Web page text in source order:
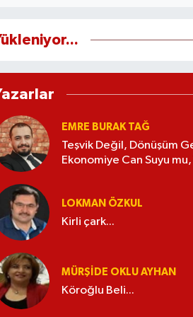
EMRE BURAK TAĞ
Teşvik Değil, Dönüşüm
Ekonomiye Can Suyu mu,
LOKMAN ÖZKUL
Kirli çark...
MÜRŞIDE OKLU AYHAN
Köroğlu Beli...